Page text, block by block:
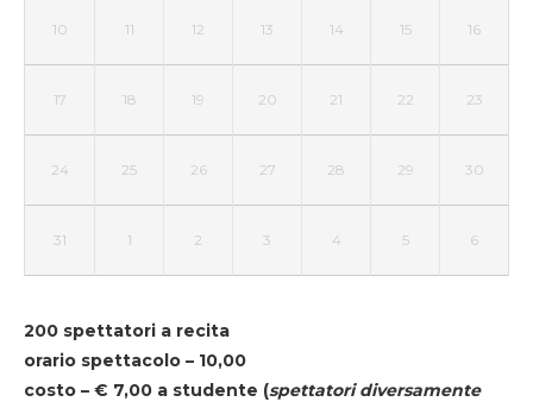
10 11 12 13 14 15 16
17 18 19 20 21 22 23
24 25 26 27 28 29 30
31 1 2 3 4 5 6
200 spettatori a recita
orario spettacolo – 10,00
costo – € 7,00 a studente (spettatori diversamente